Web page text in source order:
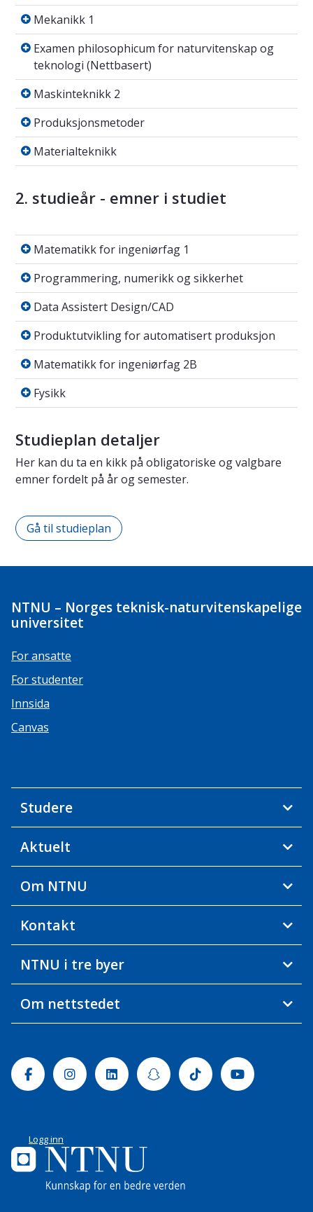
Mekanikk 1
Mekanikk 1
Examen philosophicum for naturvitenskap
Examen philosophicum for naturvitenskap og
teknologi (Nettbasert)
Maskinteknikk 2
Maskinteknikk 2
Produksjonsmetoder
Produksjonsmetoder
Materialteknikk
Materialteknikk
2. studieår - emner i studiet
Matematikk for ingeniørfag 1
Matematikk for ingeniørfag 1
Programmering, numerikk og sikkerhet
Programmering, numerikk og sikkerhet
Data Assistert Design/CAD
Data Assistert Design/CAD
Produktutvikling for automatisert
Produktutvikling for automatisert produksjon
Matematikk for ingeniørfag 2B
Matematikk for ingeniørfag 2B
Fysikk
Fysikk
Studieplan detaljer
Her kan du ta en kikk på obligatoriske og valgbare
emner fordelt på år og semester.
Gå til studieplan
NTNU – Norges teknisk-naturvitenskapelige
universitet
For ansatte
For studenter
Innsida
Canvas
Studere
Aktuelt
Om NTNU
Kontakt
NTNU i tre byer
Om nettstedet
FacebookInstagramLinkedinSnapchatTiktok Youtube
Logg inn